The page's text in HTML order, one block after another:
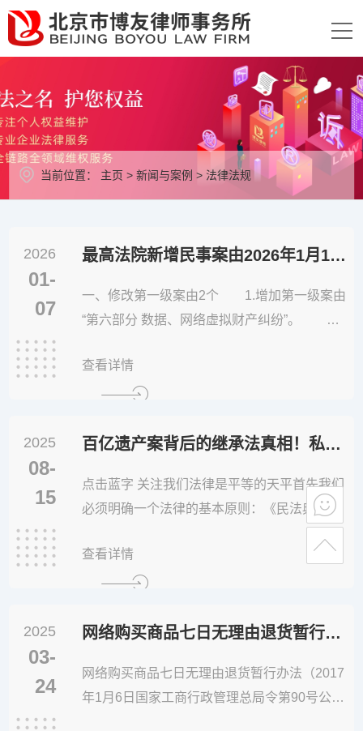
当前位置： 主页 >新闻与案例 > 法律法规
2026
01-
07
最高法院新增民事案由2026年1月1日生效启用
一、修改第一级案由2个 1.增加第一级案由
“第六部分 数据、网络虚拟财产纠纷”。 2.
议”为“第七部分 劳动争议、
查看详情
2025
08-
15
百亿遗产案背后的继承法真相！私生子真能“分家产”？
点击蓝字 关注我们法律是平等的天平首先我们
必须明确一个法律的基本原则：《民法典》明
人这里的“子女”既包括婚生子女也包括非婚生
子女、养子女和有扶养关系的继子女法律面前
否登记结婚而剥夺子女的继承权简单说 在法律
查看详情
2025
03-
24
网络购买商品七日无理由退货暂行办法
网络购买商品七日无理由退货暂行办法（2017
年1月6日国家工商行政管理总局令第90号公布